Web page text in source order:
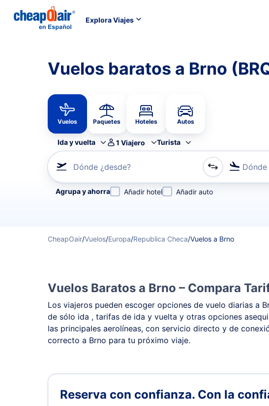
Explora Viajes
Vuelos baratos a Brno
Vuelos Paquetes Hoteles Autos
Ida y vuelta 1 Viajero Turista
Dónde ¿desde? Dónde
Refina tu búsqueda por aerolínea, por ciudad o aeropuerto o por
Agrupa y ahorra Añadir hotel Añadir auto
CheapOair/Vuelos/Europa/Republica Checa/Vuelos a Brno
Vuelos Baratos a Brno – Compara
Los viajeros pueden escoger opciones de vuelo diarias a
de sólo ida , tarifas de ida y vuelta y otras opciones
las principales aerolíneas, con servicio directo y de
correcto a Brno para tu próximo viaje.
Reserva con confianza. Con la